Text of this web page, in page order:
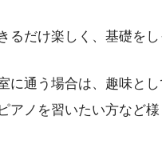
るだけ楽しく、基礎を
に通う場合は、趣味と
アノを習いたい方など様